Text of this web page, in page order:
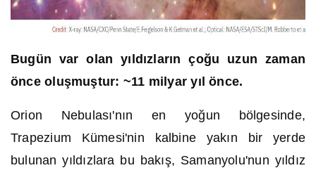
Bugün var olan yıldızların çoğu uzun zaman
önce oluşmuştur: ~11 milyar yıl önce.
Orion Nebulası'nın en yoğun bölgesinde,
Trapezium Kümesi'nin kalbine yakın bir yerde
bulunan yıldızlara bu bakış, Samanyolu'nun yıldız